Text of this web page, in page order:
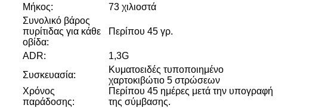
Μήκος:
73 χιλιοστά
Συνολικό βάρος
πυρίτιδας για κάθε
οβίδα:
Περίπου 45 γρ.
ADR:
1,3G
Συσκευασία:
Κυματοειδές τυποποιημένο
χαρτοκιβώτιο 5 στρώσεων
Χρόνος
παράδοσης:
Περίπου 45 ημέρες μετά την υπογραφή
της σύμβασης.